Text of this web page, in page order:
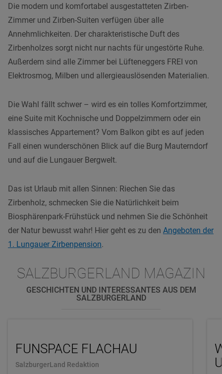
Die modern und komfortabel ausgestatteten Zirben-
Zimmer und Zirben-Suiten verfügen über alle
Annehmlichkeiten. Der charakteristische Duft des
Zirbenholzes sorgt nicht nur nachts für ungestörte Ruhe.
Außerdem sind alle Zimmer bei Lüfteneggers FREI von
Elektrosmog, Milben und allergieauslösenden Materialien.
Die Wahl fällt schwer – wird es ein tolles Komfortzimmer,
eine Suite mit Kochnische und Doppelzimmern oder ein
klassisches Appartement? Vom Balkon gibt es auf jeden
Fall einen wunderschönen Blick auf die Burg Mauterndorf
und auf die Lungauer Bergwelt.
Das ist Urlaub mit allen Sinnen: Riechen Sie das
Zirbenholz, schmecken Sie die Natürlichkeit beim
Biosphärenpark-Frühstück und nehmen Sie die Schönheit
der Natur bewusst wahr! Hier geht es zu den Angeboten der
1. Lungauer Zirbenpension.
SALZBURGERLAND MAGAZIN
GESCHICHTEN UND INTERESSANTES AUS DEM
SALZBURGERLAND
FUNSPACE FLACHAU
SalzburgerLand Redaktion